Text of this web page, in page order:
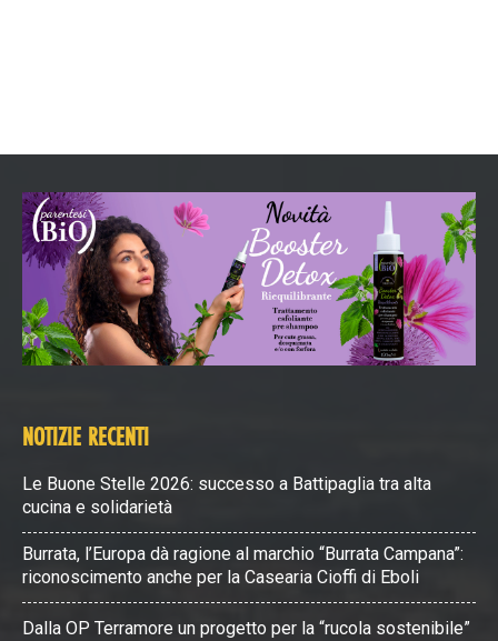
NOTIZIE RECENTI
Le Buone Stelle 2026: successo a Battipaglia tra alta
cucina e solidarietà
Burrata, l’Europa dà ragione al marchio “Burrata Campana”:
riconoscimento anche per la Casearia Cioffi di Eboli
Dalla OP Terramore un progetto per la “rucola sostenibile”